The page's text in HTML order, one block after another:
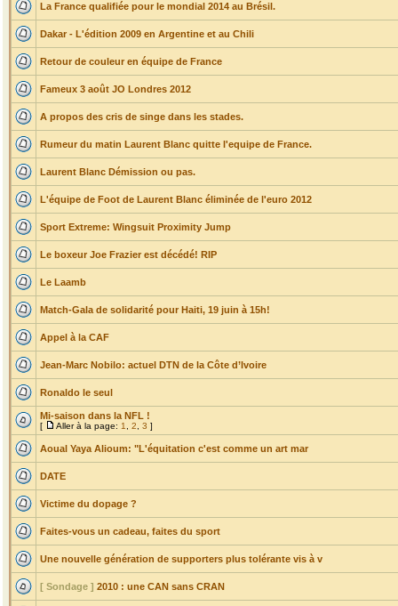
La France qualifiée pour le mondial 2014 au Brésil.
Dakar - L'édition 2009 en Argentine et au Chili
Retour de couleur en équipe de France
Fameux 3 août JO Londres 2012
A propos des cris de singe dans les stades.
Rumeur du matin Laurent Blanc quitte l'equipe de France.
Laurent Blanc Démission ou pas.
L'équipe de Foot de Laurent Blanc éliminée de l'euro 2012
Sport Extreme: Wingsuit Proximity Jump
Le boxeur Joe Frazier est décédé! RIP
Le Laamb
Match-Gala de solidarité pour Haiti, 19 juin à 15h!
Appel à la CAF
Jean-Marc Nobilo: actuel DTN de la Côte d’Ivoire
Ronaldo le seul
Mi-saison dans la NFL !
[ Aller à la page: 1 2 3 ]
Aoual Yaya Alioum: "L'équitation c'est comme un art mar
DATE
Victime du dopage ?
Faites-vous un cadeau, faites du sport
Une nouvelle génération de supporters plus tolérante vis à v
[ Sondage ] 2010 : une CAN sans CRAN